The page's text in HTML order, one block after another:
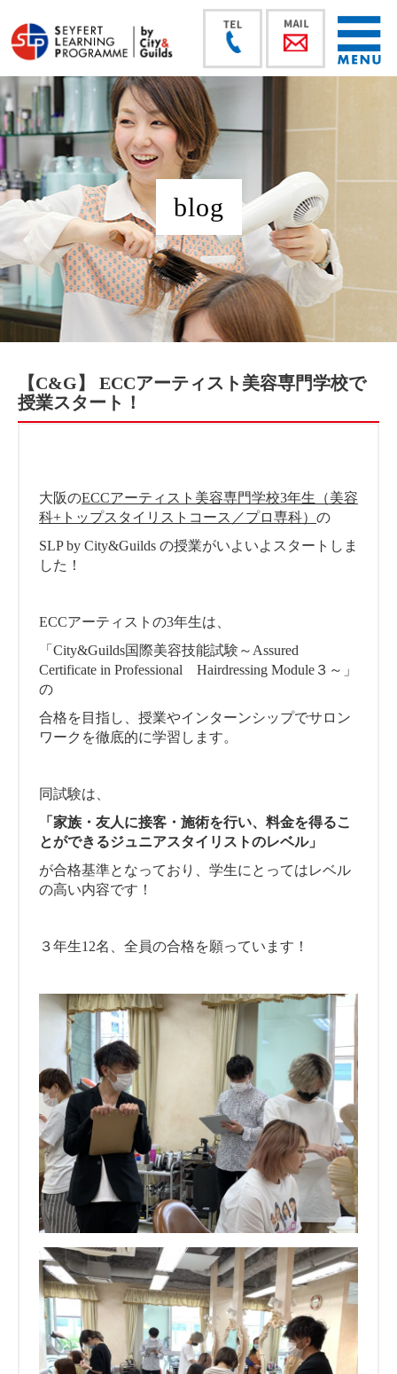
blog
【C&G】 ECCアーティスト美容専門学校で
授業スタート！
大阪のECCアーティスト美容専門学校3年生（美容
科+トップスタイリストコース／プロ専科） の
SLP by City&Guilds の授業がいよいよスタートしま
した！
ECCアーティストの3年生は、
「City&Guilds国際美容技能試験～Assured
Certificate in Professional Hairdressing Module３～」
の
合格を目指し、授業やインターンシップでサロン
ワークを徹底的に学習します。
同試験は、
「家族・友人に接客・施術を行い、料金を得るこ
とができるジュニアスタイリストのレベル」
が合格基準となっており、学生にとってはレベル
の高い内容です！
３年生12名、全員の合格を願っています！